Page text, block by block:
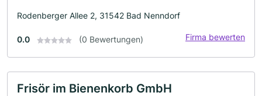
Rodenberger Allee 2, 31542 Bad Nenndorf
0.0 (0 Bewertungen) Firma bewerten
Frisör im Bienenkorb GmbH